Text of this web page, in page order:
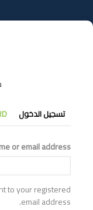
إلى
المحتوى
التبويبات
الأساسية
تسجيل الدخول
or email address
to your registered
email address.